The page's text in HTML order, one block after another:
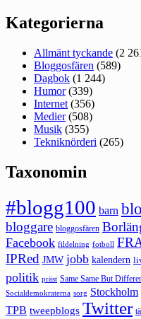
Kategorierna
Allmänt tyckande (2
Bloggosfären (589)
Dagbok (1 244)
Humor(339)
Internet (356)
Medier(508)
Musik (355)
Tekniknörderi (265)
Taxonomin
#blogg100 barn
bloggare bloggosfären
Facebook fildelning fotboll
IPRed JMW jobb kalendern
politik präst Same Same But
Socialdemokraterna sorg Stockholm
TPB tweepblogs Twitter